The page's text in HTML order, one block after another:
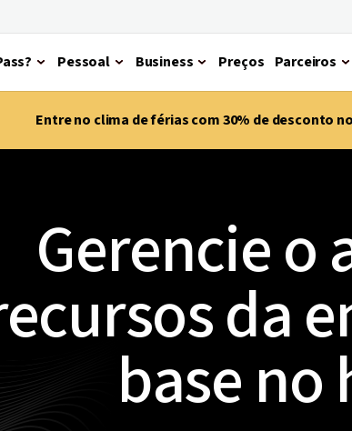
Pessoal Business Preços Parceiros
Entre no clima de férias com 30% de desconto
Gerencie o
da
base